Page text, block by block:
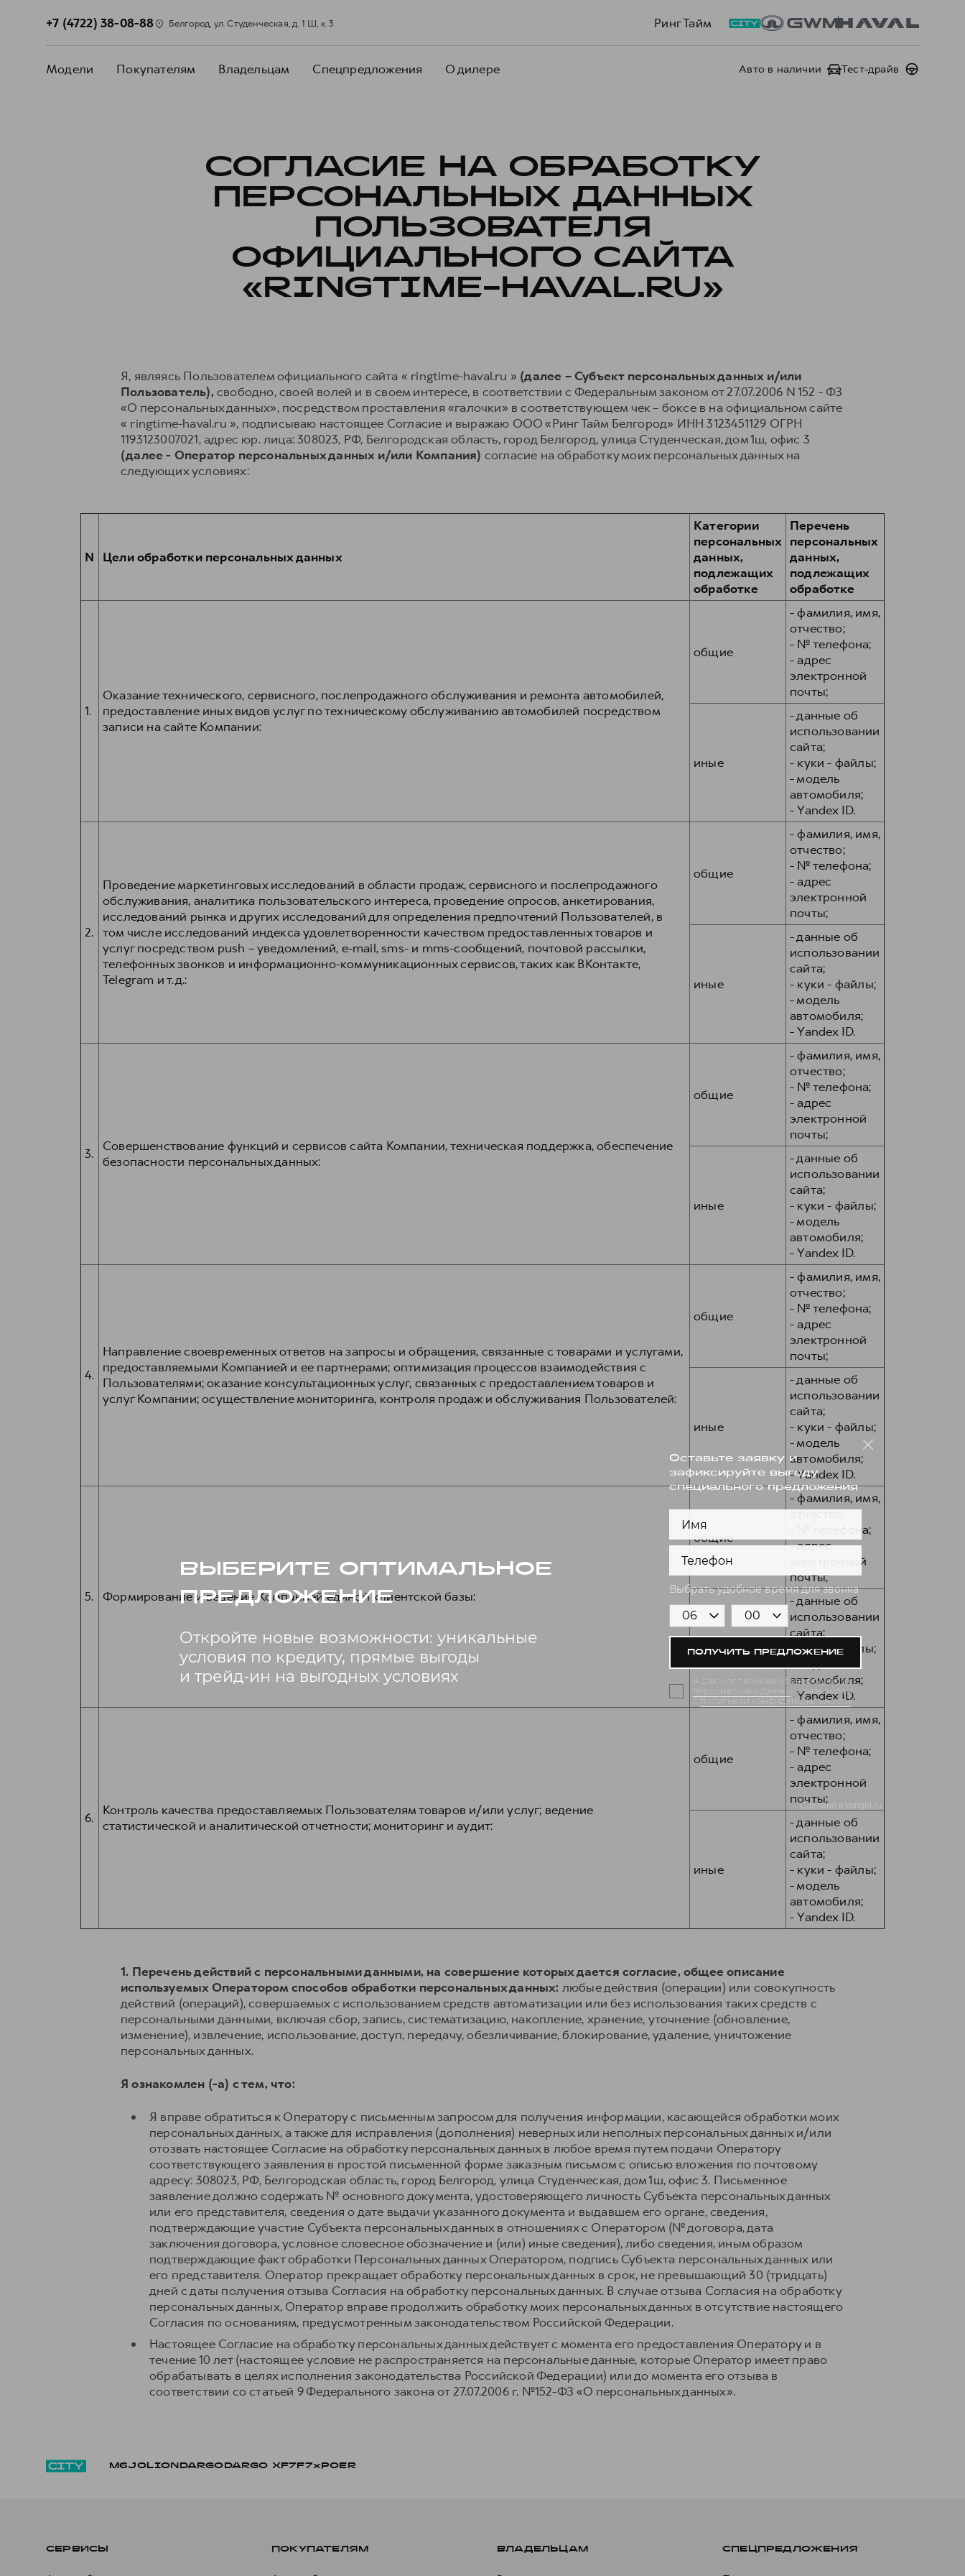
Ринг Тайм
+7 (4722) 38-08-88 Белгород, ул. Студенческая, д. 1 Ш, к. 3
Модели Покупателям Владельцам Спецпредложения О дилере Авто в наличии Тест-драйв
СОГЛАСИЕ НА ОБРАБОТКУ
ПЕРСОНАЛЬНЫХ ДАННЫХ
ПОЛЬЗОВАТЕЛЯ
ОФИЦИАЛЬНОГО САЙТА
«RINGTIME-HAVAL.RU»
Я, являясь Пользователем официального сайта « ringtime-haval.ru » (далее – Субъект персональных данных и/или
Пользователь), свободно, своей волей и в своем интересе, в соответствии с Федеральным законом от 27.07.2006 N 152 - ФЗ
«О персональных данных», посредством проставления «галочки» в соответствующем чек – боксе в на официальном сайте
« ringtime-haval.ru », подписываю настоящее Согласие и выражаю ООО «Ринг Тайм Белгород» ИНН 3123451129 ОГРН
1193123007021, адрес юр. лица: 308023, РФ, Белгородская область, город Белгород, улица Студенческая, дом 1ш, офис 3
(далее - Оператор персональных данных и/или Компания) согласие на обработку моих персональных данных на
следующих условиях:
N Цели обработки персональных данных
Категории
персональных
данных,
подлежащих
обработке
Перечень
персональных
данных,
подлежащих
обработке
1.
Оказание технического, сервисного, послепродажного обслуживания и ремонта автомобилей,
предоставление иных видов услуг по техническому обслуживанию автомобилей посредством
записи на сайте Компании:
общие
- фамилия, имя,
отчество;
- № телефона;
- адрес
электронной
почты;
иные
- данные об
использовании
сайта;
- куки - файлы;
- модель
автомобиля;
- Yandex ID.
2.
Проведение маркетинговых исследований в области продаж, сервисного и послепродажного
обслуживания, аналитика пользовательского интереса, проведение опросов, анкетирования,
исследований рынка и других исследований для определения предпочтений Пользователей, в
том числе исследований индекса удовлетворенности качеством предоставленных товаров и
услуг посредством push – уведомлений, e-mail, sms- и mms-сообщений, почтовой рассылки,
телефонных звонков и информационно-коммуникационных сервисов, таких как ВКонтакте,
Telegram и т.д.:
общие
- фамилия, имя,
отчество;
- № телефона;
- адрес
электронной
почты;
иные
- данные об
использовании
сайта;
- куки - файлы;
- модель
автомобиля;
- Yandex ID.
3.
Совершенствование функций и сервисов сайта Компании, техническая поддержка, обеспечение
безопасности персональных данных:
общие
- фамилия, имя,
отчество;
- № телефона;
- адрес
электронной
почты;
иные
- данные об
использовании
сайта;
- куки - файлы;
- модель
автомобиля;
- Yandex ID.
4.
Направление своевременных ответов на запросы и обращения, связанные с товарами и услугами,
предоставляемыми Компанией и ее партнерами; оптимизация процессов взаимодействия с
Пользователями; оказание консультационных услуг, связанных с предоставлением товаров и
услуг Компании; осуществление мониторинга, контроля продаж и обслуживания Пользователей:
общие
- фамилия, имя,
отчество;
- № телефона;
- адрес
электронной
почты;
иные
- данные об
использовании
сайта;
- куки - файлы;
- модель
автомобиля;
- Yandex ID.
5. Формирование и ведение Компанией единой клиентской базы:
общие
- фамилия, имя,
отчество;
- № телефона;
- адрес
электронной
почты;
иные
- данные об
использовании
сайта;
- куки - файлы;
- модель
автомобиля;
- Yandex ID.
6.
Контроль качества предоставляемых Пользователям товаров и/или услуг; ведение
статистической и аналитической отчетности; мониторинг и аудит:
общие
- фамилия, имя,
отчество;
- № телефона;
- адрес
электронной
почты;
иные
- данные об
использовании
сайта;
- куки - файлы;
- модель
автомобиля;
- Yandex ID.
1. Перечень действий с персональными данными, на совершение которых дается согласие, общее описание
используемых Оператором способов обработки персональных данных: любые действия (операции) или совокупность
действий (операций), совершаемых с использованием средств автоматизации или без использования таких средств с
персональными данными, включая сбор, запись, систематизацию, накопление, хранение, уточнение (обновление,
изменение), извлечение, использование, доступ, передачу, обезличивание, блокирование, удаление, уничтожение
персональных данных.
Я ознакомлен (-а) с тем, что:
Я вправе обратиться к Оператору с письменным запросом для получения информации, касающейся обработки моих
персональных данных, а также для исправления (дополнения) неверных или неполных персональных данных и/или
отозвать настоящее Согласие на обработку персональных данных в любое время путем подачи Оператору
соответствующего заявления в простой письменной форме заказным письмом с описью вложения по почтовому
адресу: 308023, РФ, Белгородская область, город Белгород, улица Студенческая, дом 1ш, офис 3. Письменное
заявление должно содержать № основного документа, удостоверяющего личность Субъекта персональных данных
или его представителя, сведения о дате выдачи указанного документа и выдавшем его органе, сведения,
подтверждающие участие Субъекта персональных данных в отношениях с Оператором (№ договора, дата
заключения договора, условное словесное обозначение и (или) иные сведения), либо сведения, иным образом
подтверждающие факт обработки Персональных данных Оператором, подпись Субъекта персональных данных или
его представителя. Оператор прекращает обработку персональных данных в срок, не превышающий 30 (тридцать)
дней с даты получения отзыва Согласия на обработку персональных данных. В случае отзыва Согласия на обработку
персональных данных, Оператор вправе продолжить обработку моих персональных данных в отсутствие настоящего
Согласия по основаниям, предусмотренным законодательством Российской Федерации.
Настоящее Согласие на обработку персональных данных действует с момента его предоставления Оператору и в
течение 10 лет (настоящее условие не распространяется на персональные данные, которые Оператор имеет право
обрабатывать в целях исполнения законодательства Российской Федерации) или до момента его отзыва в
соответствии со статьей 9 Федерального закона от 27.07.2006 г. №152-ФЗ «О персональных данных».
M6JOLION DARGO DARGO Х F7 F7x POER
СЕРВИСЫ ПОКУПАТЕЛЯМ ВЛАДЕЛЬЦАМ СПЕЦПРЕДЛОЖЕНИЯ